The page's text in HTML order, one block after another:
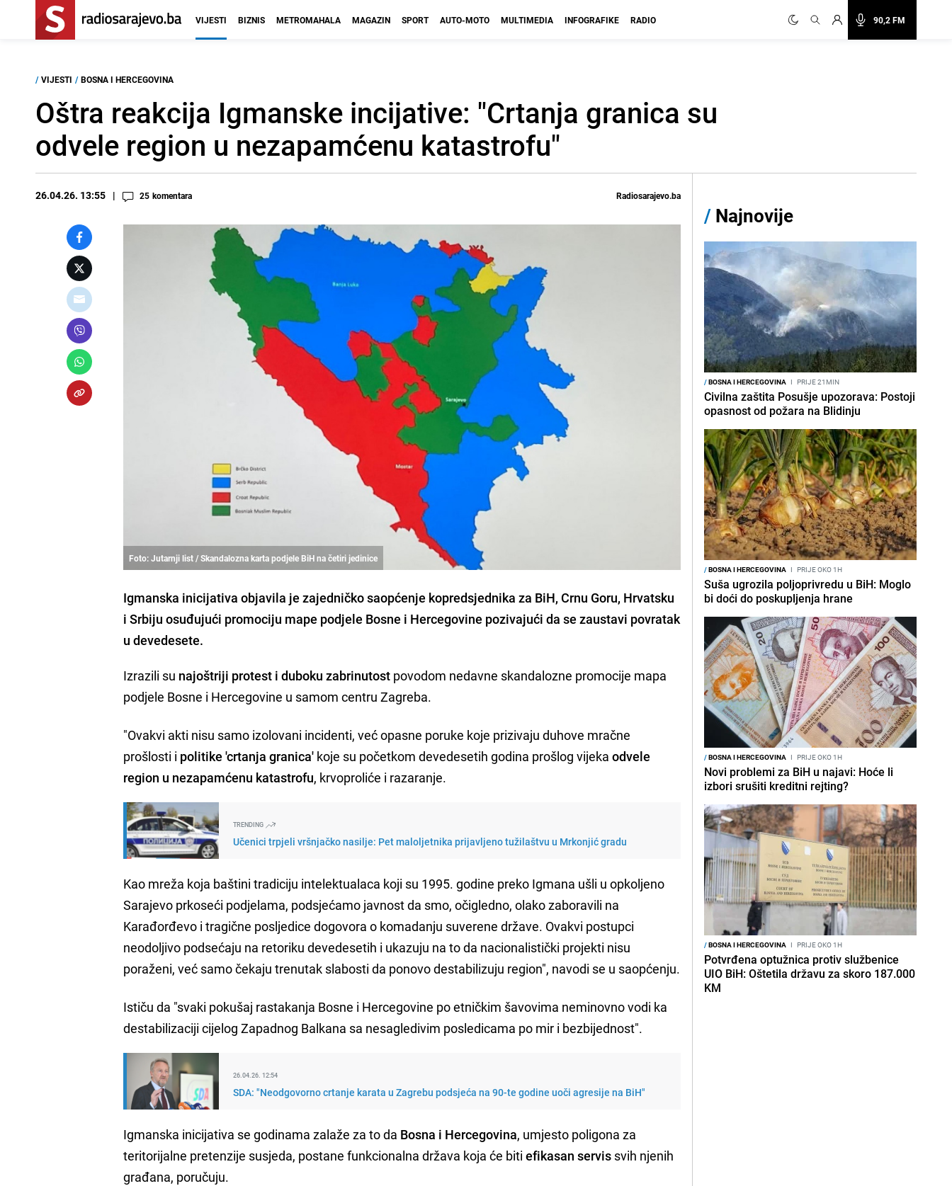
90,2 FM
VIJESTI BIZNIS METROMAHALA MAGAZIN SPORT AUTO-MOTO MULTIMEDIA INFOGRAFIKE RADIO
/ VIJESTI / BOSNA I HERCEGOVINA
Oštra reakcija Igmanske incijative: "Crtanja granica su
odvele region u nezapamćenu katastrofu"
26.04.26. 13:55 25 komentara Radiosarajevo.ba
Foto: Jutarnji list / Skandalozna karta podjele BiH na četiri jedinice
Igmanska inicijativa objavila je zajedničko saopćenje kopredsjednika za BiH, Crnu Goru, Hrvatsku
i Srbiju osuđujući promociju mape podjele Bosne i Hercegovine pozivajući da se zaustavi povratak
u devedesete.
Izrazili su najoštriji protest i duboku zabrinutost povodom nedavne skandalozne promocije mapa
podjele Bosne i Hercegovine u samom centru Zagreba.
"Ovakvi akti nisu samo izolovani incidenti, već opasne poruke koje prizivaju duhove mračne
prošlosti i politike 'crtanja granica' koje su početkom devedesetih godina prošlog vijekaodvele
region u nezapamćenu katastrofu, krvoproliće i razaranje.
TRENDING
Učenici trpjeli vršnjačko nasilje: Pet maloljetnika prijavljeno tužilaštvu u Mrkonjić gradu
Kao mreža koja baštini tradiciju intelektualaca koji su 1995. godine preko Igmana ušli u opkoljeno
Sarajevo prkoseći podjelama, podsjećamo javnost da smo, očigledno, olako zaboravili na
Karađorđevo i tragične posljedice dogovora o komadanju suverene države. Ovakvi postupci
neodoljivo podsećaju na retoriku devedesetih i ukazuju na to da nacionalistički projekti nisu
poraženi, već samo čekaju trenutak slabosti da ponovo destabilizuju region", navodi se u saopćenju.
Ističu da "svaki pokušaj rastakanja Bosne i Hercegovine po etničkim šavovima neminovno vodi ka
destabilizaciji cijelog Zapadnog Balkana sa nesagledivim posledicama po mir i bezbijednost".
26.04.26. 12:54
SDA: "Neodgovorno crtanje karata u Zagrebu podsjeća na 90-te godine uoči agresije na BiH"
Igmanska inicijativa se godinama zalaže za to da Bosna i Hercegovina, umjesto poligona za
teritorijalne pretenzije susjeda, postane funkcionalna država koja će bitiefikasan servis svih njenih
građana, poručuju.
/ Najnovije
/BOSNA I HERCEGOVINA I PRIJE 21MIN
Civilna zaštita Posušje upozorava: Postoji
opasnost od požara na Blidinju
/BOSNA I HERCEGOVINA I PRIJE OKO 1H
Suša ugrozila poljoprivredu u BiH: Moglo
bi doći do poskupljenja hrane
/BOSNA I HERCEGOVINA I PRIJE OKO 1H
Novi problemi za BiH u najavi: Hoće li
izbori srušiti kreditni rejting?
/BOSNA I HERCEGOVINA I PRIJE OKO 1H
Potvrđena optužnica protiv službenice
UIO BiH: Oštetila državu za skoro 187.000
KM